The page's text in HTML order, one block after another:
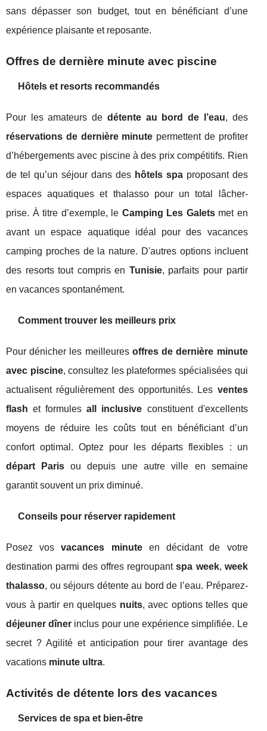
sans dépasser son budget, tout en bénéficiant d’une
expérience plaisante et reposante.
Offres de dernière minute avec piscine
Hôtels et resorts recommandés
Pour les amateurs de détente au bord de l’eau, des
réservations de dernière minute permettent de profiter
d’hébergements avec piscine à des prix compétitifs. Rien
de tel qu’un séjour dans des hôtels spaproposant des
espaces aquatiques et thalasso pour un total lâcher-
prise. À titre d’exemple, le Camping Les Galetsmet en
avant un espace aquatique idéal pour des vacances
camping proches de la nature. D'autres options incluent
des resorts tout compris en Tunisie, parfaits pour partir
en vacances spontanément.
Comment trouver les meilleurs prix
Pour dénicher les meilleures offres de dernière minute
avec piscine, consultez les plateformes spécialisées qui
actualisent régulièrement des opportunités. Les ventes
flash et formulesall inclusive constituent d'excellents
moyens de réduire les coûts tout en bénéficiant d’un
confort optimal. Optez pour les départs flexibles : un
départ Paris ou depuis une autre ville en semaine
garantit souvent un prix diminué.
Conseils pour réserver rapidement
Posez vosvacances minuteen décidant de votre
destination parmi des offres regroupantspa week, week
thalasso, ou séjours détente au bord de l’eau. Préparez-
vous à partir en quelques nuits, avec options telles que
déjeuner dîner inclus pour une expérience simplifiée. Le
secret ? Agilité et anticipation pour tirer avantage des
vacations minute ultra.
Activités de détente lors des vacances
Services de spa et bien-être